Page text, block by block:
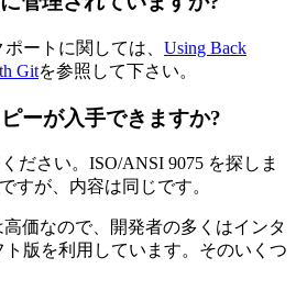
ートに関しては、 Using Back
Gitを参照して下さい。
ーが入手できますか?
ださい。ISO/ANSI 9075 を探しま
すが、内容は同じです。
価なので、開発者の多くはインタ
版を利用しています。そのいくつ